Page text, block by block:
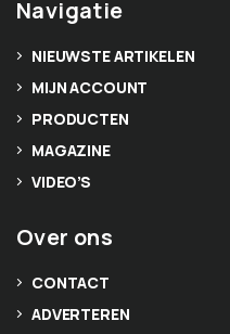
Navigatie
NIEUWSTE ARTIKELEN
MIJN ACCOUNT
PRODUCTEN
MAGAZINE
VIDEO’S
Over ons
CONTACT
ADVERTEREN